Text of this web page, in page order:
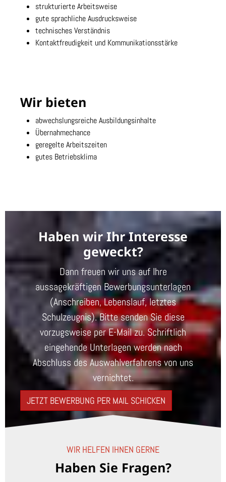
strukturierte Arbeitsweise
gute sprachliche Ausdrucksweise
technisches Verständnis
Kontaktfreudigkeit und Kommunikationsstärke
Wir bieten
abwechslungsreiche Ausbildungsinhalte
Übernahmechance
geregelte Arbeitszeiten
gutes Betriebsklima
Haben wir Ihr Interesse
geweckt?
Dann freuen wir uns auf Ihre
aussagekräftigen Bewerbungsunterlagen
(Anschreiben, Lebenslauf, letztes
Schulzeugnis). Bitte senden Sie diese
vorzugsweise per E-Mail zu. Schriftlich
eingehende Unterlagen werden nach
Abschluss des Auswahlverfahrens von uns
vernichtet.
JETZT BEWERBUNG PER MAIL SCHICKEN
WIR HELFEN IHNEN GERNE
Haben Sie Fragen?